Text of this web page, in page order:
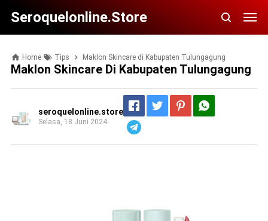
Seroquelonline.store
Home Tips Maklon Skincare di Kabupaten Tulungagung
Maklon Skincare Di Kabupaten Tulungagung
seroquelonline.store
Selasa, 18 Juni 2024